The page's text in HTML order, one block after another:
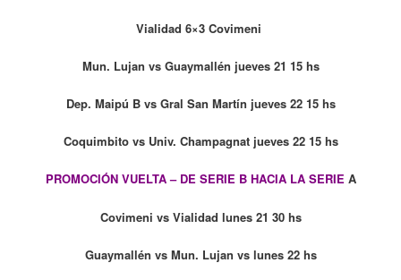
Vialidad 6×3 Covimeni
Mun. Lujan vs Guaymallén jueves 21 15 hs
Dep. Maipú B vs Gral San Martín jueves 22 15 hs
Coquimbito vs Univ. Champagnat jueves 22 15 hs
PROMOCIÓN VUELTA – DE SERIE B HACIA LA SERIEA
Covimeni vs Vialidad lunes 21 30 hs
Guaymallén vs Mun. Lujan vs lunes 22 hs